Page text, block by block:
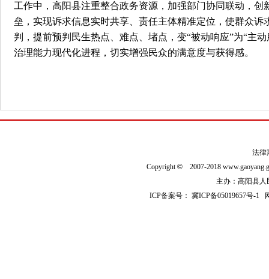
工作中，高阳县注重整合政务资源，加强部门协同联动，
垒，实现诉求信息实时共享、责任主体精准定位，使群众
判，提前预判民生热点、难点、堵点，变“被动响应”为“主
治理能力现代化进程，切实增强民众的满意度与获得感。
法律
Copyright© 2007-2018
主办：高阳县人
ICP备案号：冀ICP备05019657号-1